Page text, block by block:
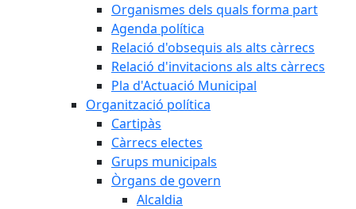
Organismes dels quals forma part
Agenda política
Relació d'obsequis als alts càrrecs
Relació d'invitacions als alts càrrecs
Pla d'Actuació Municipal
Organització política
Cartipàs
Càrrecs electes
Grups municipals
Òrgans de govern
Alcaldia